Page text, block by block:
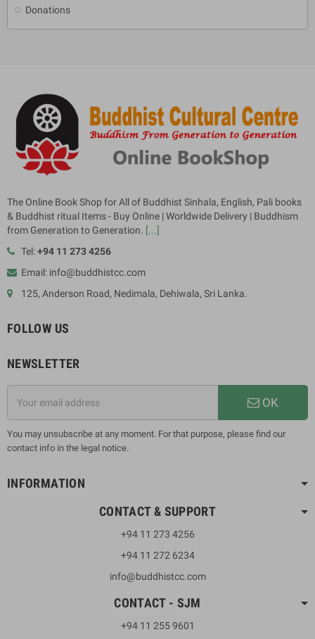
Donations
The Online Book Shop for All of Buddhist Sinhala, English, Pali books
& Buddhist ritual Items - Buy Online | Worldwide Delivery | Buddhism
from Generation to Generation. [...]
Tel:+94 11 273 4256
Email: info@buddhistcc.com
125, Anderson Road, Nedimala, Dehiwala, Sri Lanka.
FOLLOW US
NEWSLETTER
OK
You may unsubscribe at any moment. For that purpose, please find our
contact info in the legal notice.
INFORMATION
CONTACT & SUPPORT
+94 11 273 4256
+94 11 272 6234
info@buddhistcc.com
CONTACT - SJM
+94 11 255 9601